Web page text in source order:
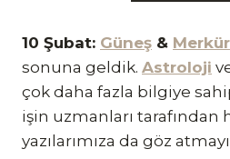
10 Şubat: Güneş & Merkür
sonuna geldik. Astroloji
çok daha fazla bilgiye
işin uzmanları tarafından
yazılarımıza da göz